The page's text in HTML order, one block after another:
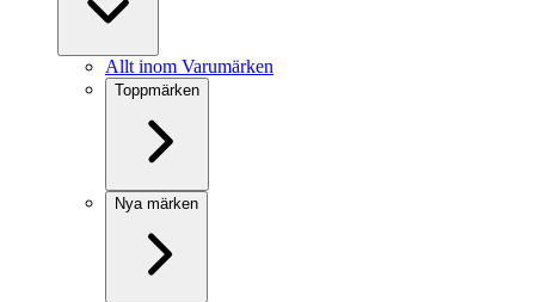
Allt inom Varumärken
Toppmärken
Nya märken